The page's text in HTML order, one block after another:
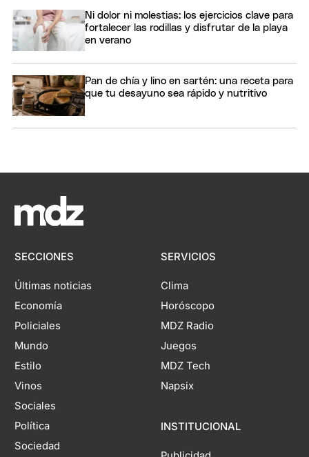
Ni dolor ni molestias: los ejercicios clave para
fortalecer las rodillas y disfrutar de la playa
en verano
Pan de chía y lino en sartén: una receta para
que tu desayuno sea rápido y nutritivo
SECCIONES
Últimas noticias
Economía
Policiales
Mundo
Estilo
Vinos
Sociales
Política
Sociedad
SERVICIOS
Clima
Horóscopo
MDZ Radio
Juegos
MDZ Tech
Napsix
INSTITUCIONAL